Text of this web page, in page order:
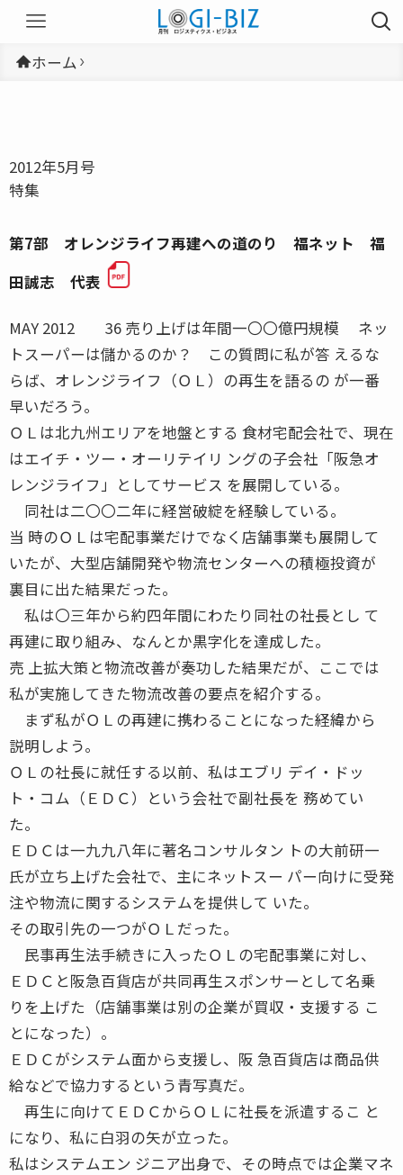
ホーム
2012年5月号
特集
第7部 オレンジライフ再建への道のり 福ネット 福
田誠志 代表
MAY 2012 36 売り上げは年間一〇〇億円規模 ネッ
トスーパーは儲かるのか？ この質問に私が答 えるな
らば、オレンジライフ（ＯＬ）の再生を語るの が一番
早いだろう。
ＯＬは北九州エリアを地盤とする 食材宅配会社で、現在
はエイチ・ツー・オーリテイリ ングの子会社「阪急オ
レンジライフ」としてサービス を展開している。
同社は二〇〇二年に経営破綻を経験している。
当 時のＯＬは宅配事業だけでなく店舗事業も展開して
いたが、大型店舗開発や物流センターへの積極投資が
裏目に出た結果だった。
私は〇三年から約四年間にわたり同社の社長とし て
再建に取り組み、なんとか黒字化を達成した。
売 上拡大策と物流改善が奏功した結果だが、ここでは
私が実施してきた物流改善の要点を紹介する。
まず私がＯＬの再建に携わることになった経緯から
説明しよう。
ＯＬの社長に就任する以前、私はエブリ デイ・ドッ
ト・コム（ＥＤＣ）という会社で副社長を 務めてい
た。
ＥＤＣは一九九八年に著名コンサルタン トの大前研一
氏が立ち上げた会社で、主にネットスー パー向けに受発
注や物流に関するシステムを提供して いた。
その取引先の一つがＯＬだった。
民事再生法手続きに入ったＯＬの宅配事業に対し、
ＥＤＣと阪急百貨店が共同再生スポンサーとして名乗
りを上げた（店舗事業は別の企業が買収・支援する こ
とになった）。
ＥＤＣがシステム面から支援し、阪 急百貨店は商品供
給などで協力するという青写真だ。
再生に向けてＥＤＣからＯＬに社長を派遣するこ と
になり、私に白羽の矢が立った。
私はシステムエン ジニア出身で、その時点では企業マネ